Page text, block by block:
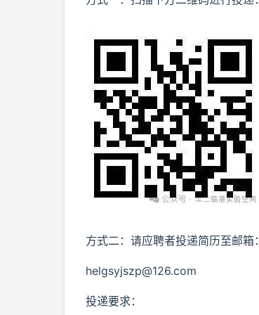
方式二：请应聘者投递简历至邮箱：
helgsyjszp@126.com
投递要求：